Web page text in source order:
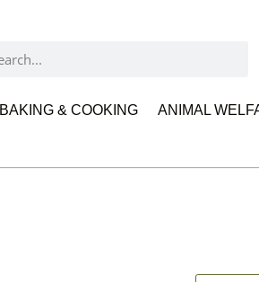
BAKING & COOKING ANIMAL